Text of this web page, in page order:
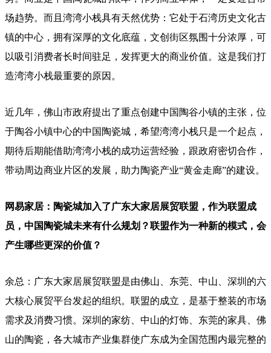
场趋势。而且湾湾小栈具有天然优势：它处于石湾历史文化古
镇的中心，拥有深厚的文化底蕴，文创街区氛围十分浓厚，可
以吸引消费者长时间驻足，发挥更大的商业价值。这是我们打
造湾湾小栈最重要的原因。
近几年，佛山市政府提出了重点创建中国陶谷小镇的主张，位
于陶谷小镇中心的中国陶瓷城，希望湾湾小栈只是一个起点，
期待后期能借助湾湾小栈的成功运营经验，跟政府密切合作，
带动周边商业片区的发展，助力陶瓷产业“黄金走廊”的建设。
网易家居：陶瓷城加入了广东大家居展贸联盟，作为联盟成
员，中国陶瓷城未来有什么规划？联盟作为一种新的模式，会
产生哪些更深的价值？
余总：广东大家居展贸联盟是由佛山、东莞、中山、深圳的六
大核心展贸平台发起的组织。联盟的成立，是基于整装的市场
需求及消费习惯。深圳的家纺、中山的灯饰、东莞的家具、佛
山的陶瓷，各大城市产业集群使广东成为全国范围内最完整的